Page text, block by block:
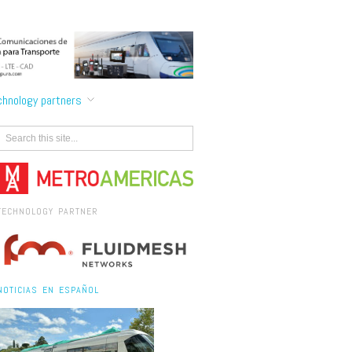
partners
PARTNER
EN ESPAÑOL